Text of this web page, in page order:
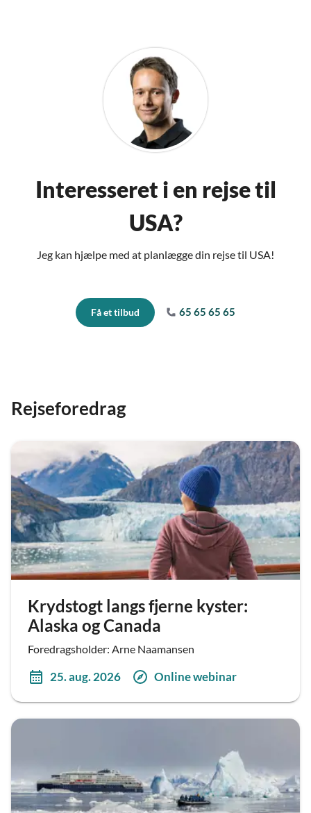
Interesseret i en rejse til
USA?
Jeg kan hjælpe med at planlægge din rejse til USA!
Få et tilbud 65 65 65 65
Rejseforedrag
Krydstogt langs fjerne kyster:
Alaska og Canada
Foredragsholder: Arne Naamansen
25. aug. 2026 Online webinar